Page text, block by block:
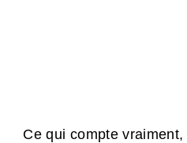
Ce qui compte vraiment,